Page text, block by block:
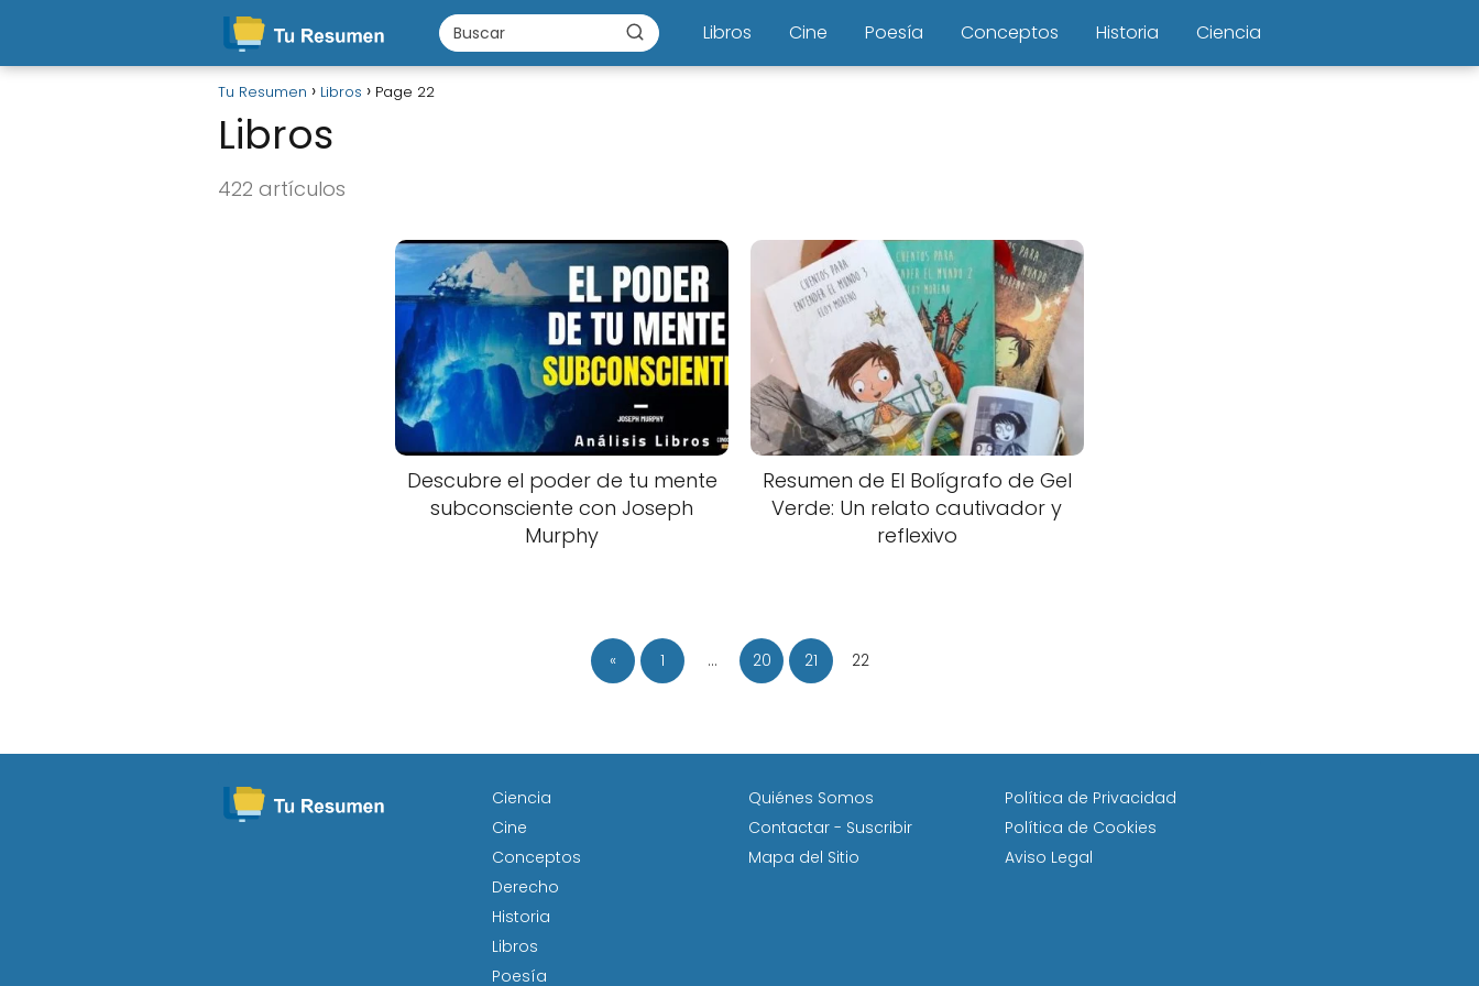
Libros Cine Poesía Conceptos Historia Ciencia
Tu Resumen Libros Page 22
Libros
422 artículos
Descubre el poder de tu mente
subconsciente con Joseph
Murphy
Resumen de El Bolígrafo de Gel
Verde: Un relato cautivador y
reflexivo
« 1 … 20 21 22
Ciencia
Cine
Conceptos
Derecho
Historia
Libros
Poesía
Quiénes Somos
Contactar - Suscribir
Mapa del Sitio
Política de Privacidad
Política de Cookies
Aviso Legal